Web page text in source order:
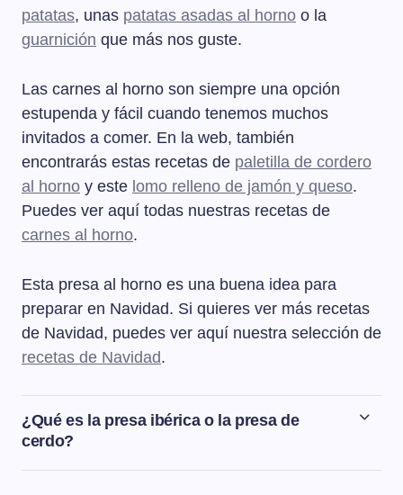
patatas, unas patatas asadas al horno o la
guarnición que más nos guste.
Las carnes al horno son siempre una opción
estupenda y fácil cuando tenemos muchos
invitados a comer. En la web, también
encontrarás estas recetas de paletilla de cordero
al horno y este lomo relleno de jamón y queso.
Puedes ver aquí todas nuestras recetas de
carnes al horno.
Esta presa al horno es una buena idea para
preparar en Navidad. Si quieres ver más recetas
de Navidad, puedes ver aquí nuestra selección de
recetas de Navidad.
¿Qué es la presa ibérica o la presa de
cerdo?
La presa es una de las partes más apreciadas del cerdo,